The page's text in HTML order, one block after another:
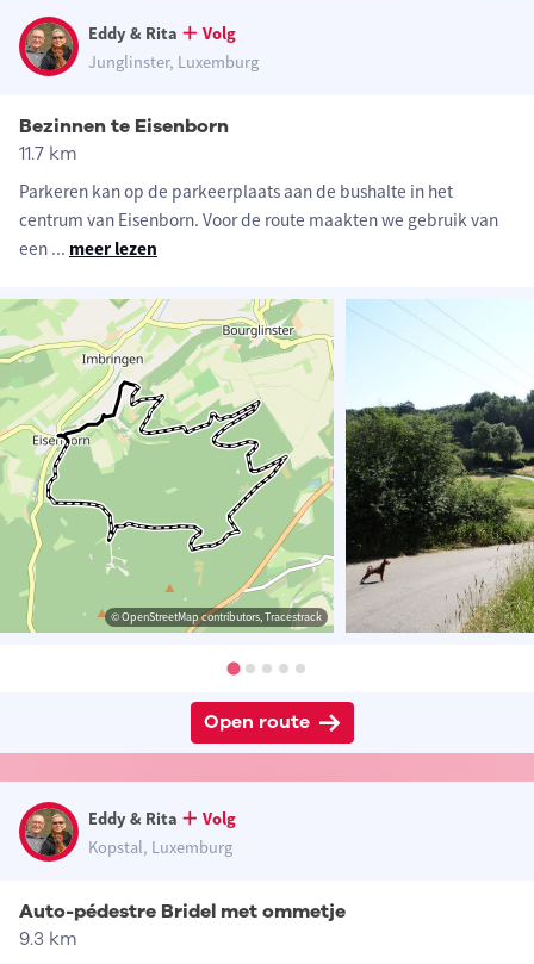
Eddy & Rita
Volg
Junglinster, Luxemburg
Bezinnen te Eisenborn
11.7 km
Parkeren kan op de parkeerplaats aan de bushalte in het
centrum van Eisenborn. Voor de route maakten we gebruik van
een ... meer lezen
© OpenStreetMap contributors, Tracestrack
Open route
Eddy & Rita
Volg
Kopstal, Luxemburg
Auto-pédestre Bridel met ommetje
9.3 km